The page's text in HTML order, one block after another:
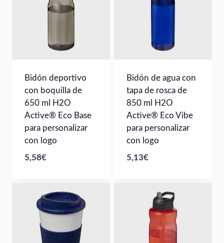
Bidón deportivo
con boquilla de
650 ml H2O
Active® Eco Base
para personalizar
con logo
5,58€
Bidón de agua con
tapa de rosca de
850 ml H2O
Active® Eco Vibe
para personalizar
con logo
5,13€